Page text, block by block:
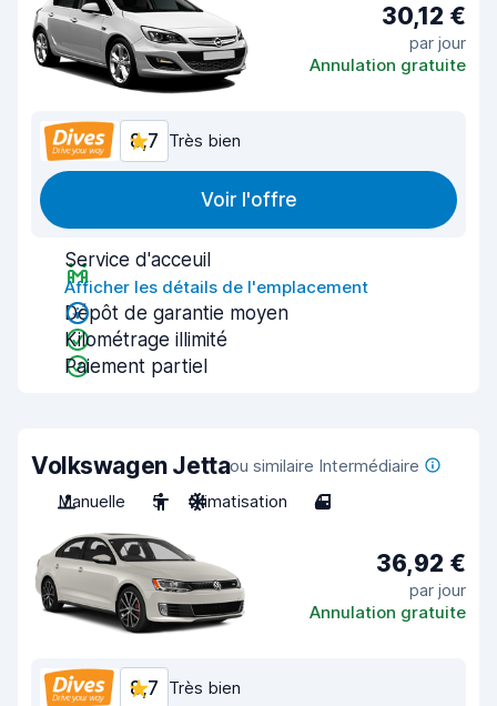
30,12 €
par jour
Annulation gratuite
8,7 Très bien
Voir l'offre
Service d'acceuil
Afficher les détails de l'emplacement
Dépôt de garantie moyen
Kilométrage illimité
Paiement partiel
Volkswagen Jettaou similaire Intermédiaire
Manuelle
5 Climatisation 4
36,92 €
par jour
Annulation gratuite
8,7 Très bien